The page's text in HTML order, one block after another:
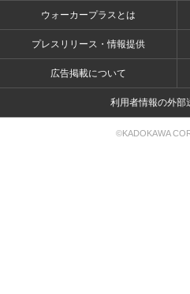
ウォーカープラスとは
プレスリリース・情報提供
広告掲載について
利用者情報の外部
©KADOKAWA